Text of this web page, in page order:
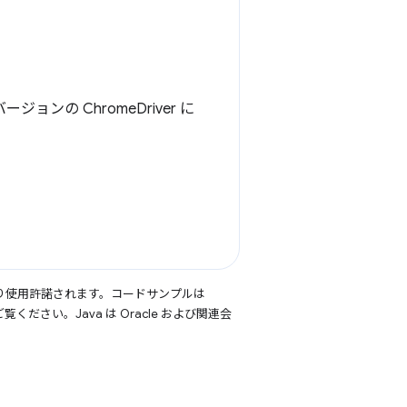
ジョンの ChromeDriver に
使用許諾されます。コードサンプルは
覧ください。Java は Oracle および関連会